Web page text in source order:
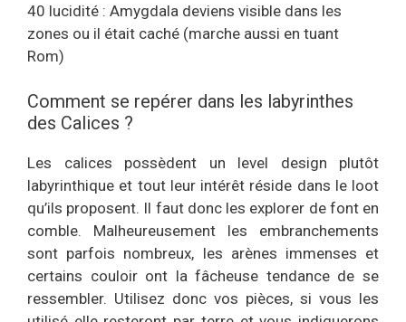
40 lucidité : Amygdala deviens visible dans les
zones ou il était caché (marche aussi en tuant
Rom)
Comment se repérer dans les labyrinthes
des Calices ?
Les calices possèdent un level design plutôt
labyrinthique et tout leur intérêt réside dans le loot
qu’ils proposent. Il faut donc les explorer de font en
comble. Malheureusement les embranchements
sont parfois nombreux, les arènes immenses et
certains couloir ont la fâcheuse tendance de se
ressembler. Utilisez donc vos pièces, si vous les